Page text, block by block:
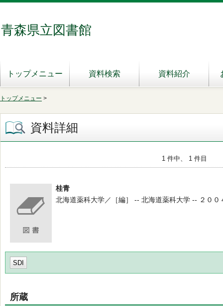
青森県立図書館
トップメニュー 資料検索 資料紹介
トップメニュー >
資料詳細
1 件中、 1 件目
桂青
北海道薬科大学／［編］ -- 北海道薬科大学 -- ２００
SDI
所蔵